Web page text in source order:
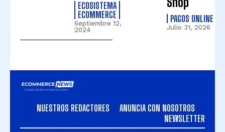
ECOSISTEMA
ECOMMERCE
Septiembre 12,
2024
PAGOS ONLINE
Julio 31, 2026
NUESTROS REDACTORES
ANUNCIA CON NOSOTROS
NEWSLETTER